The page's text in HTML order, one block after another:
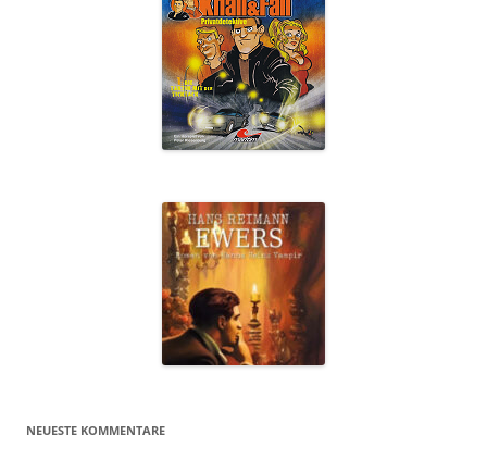
NEUESTE KOMMENTARE